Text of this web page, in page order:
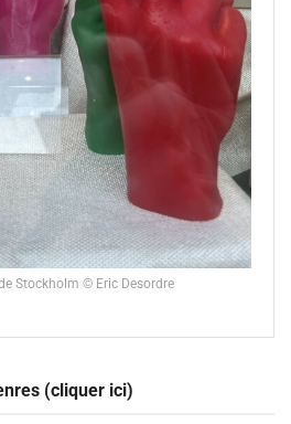
Stockholm © Eric Desordre
(cliquer ici)